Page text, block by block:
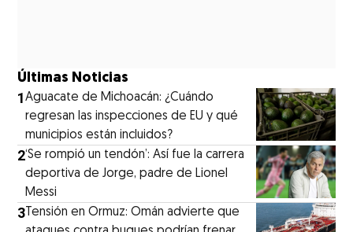
Últimas Noticias
1Aguacate de Michoacán: ¿Cuándo
regresan las inspecciones de EU y qué
municipios están incluidos?
2‘Se rompió un tendón’: Así fue la carrera
deportiva de Jorge, padre de Lionel
Messi
3 Tensión en Ormuz: Omán advierte que